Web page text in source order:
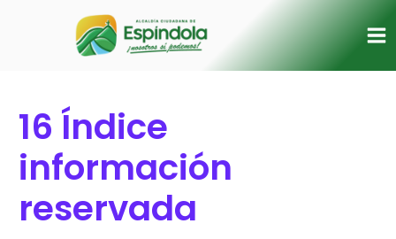
16 Índice
información
reservada